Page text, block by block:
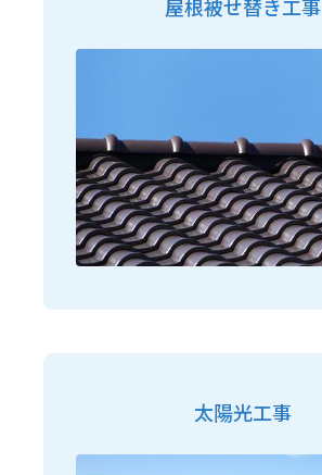
屋根被せ替き工事
太陽光工事